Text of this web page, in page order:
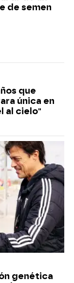
de semen
que
única en
al cielo"
genética